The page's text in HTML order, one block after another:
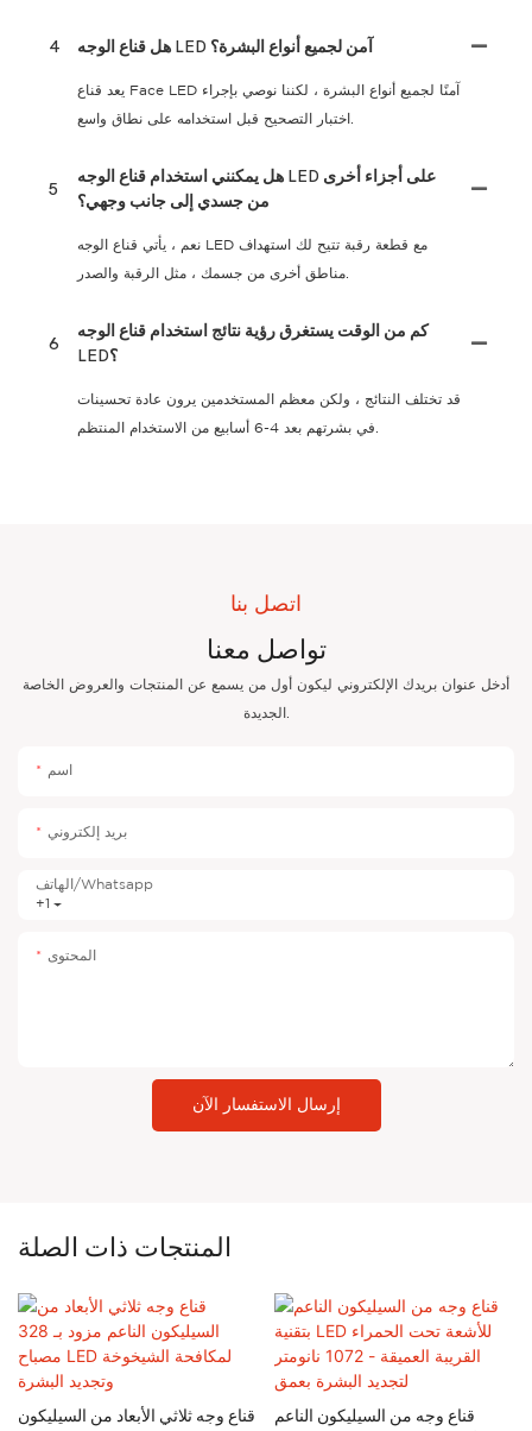
4 هل قناع الوجه LED آمن لجميع أنواع البشرة؟
يعد قناع Face LED آمنًا لجميع أنواع البشرة ، لكننا نوصي بإجراء
5
هل يمكنني استخدام قناع الوجه LED على أجزاء أخرى
من جسدي إلى جانب وجهي؟
نعم ، يأتي قناع الوجه LED مع قطعة رقبة تتيح لك استهداف
6
كم من الوقت يستغرق رؤية نتائج استخدام قناع الوجه
LED؟
قد تختلف النتائج ، ولكن معظم المستخدمين يرون عادة تحسينات
اتصل بنا
تواصل معنا
أدخل عنوان بريدك الإلكتروني ليكون أول من يسمع عن المنتجات والعروض الخاصة
الجديدة.
اسم
بريد إلكتروني
+1
الهاتف/whatsapp
المحتوى
إرسال الاستفسار الآن
المنتجات ذات الصلة
قناع وجه ثلاثي الأبعاد من السيليكون قناع وجه من السيليكون الناعم